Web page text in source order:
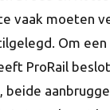
vaak moeten
Om
ProRail
beide